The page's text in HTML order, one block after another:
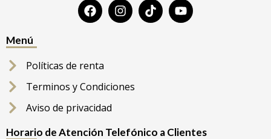
Menú
Políticas de renta
Terminos y Condiciones
Aviso de privacidad
Horario de Atención Telefónico a Clientes